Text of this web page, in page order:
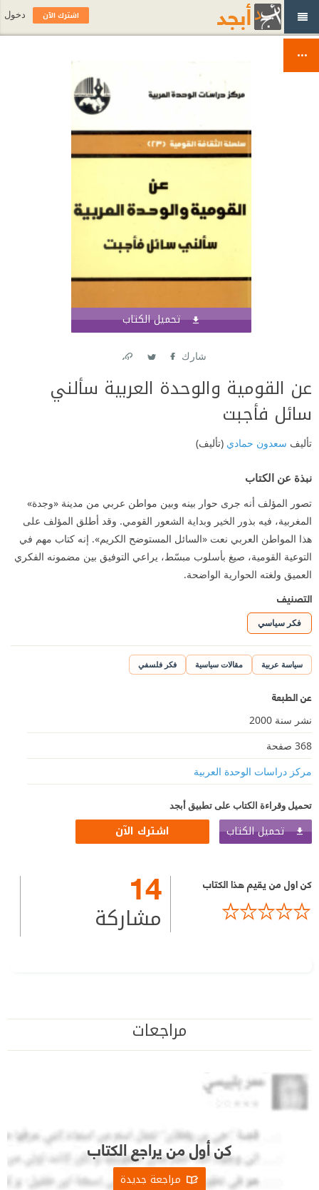
تحميل الكتاب
شارك
عن القومية والوحدة العربية سألني
سائل فأجبت
تأليف سعدون حمادي (تأليف)
نبذة عن الكتاب
تصور المؤلف أنه جرى حوار بينه وبين مواطن عربي من مدينة «وجدة»
المغربية، فيه بذور الخير وبداية الشعور القومي. وقد أطلق المؤلف على
هذا المواطن العربي نعت «السائل المستوضح الكريم». إنه كتاب مهم في
التوعية القومية، صيغ بأسلوب مبسّط، يراعي التوفيق بين مضمونه الفكري
العميق ولغته الحوارية الواضحة.
التصنيف
فكر سياسي
سياسة عربية مقالات سياسية فكر فلسفي
عن الطبعة
نشر سنة 2000
368 صفحة
مركز دراسات الوحدة العربية
تحميل وقراءة الكتاب على تطبيق أبجد
تحميل الكتاب اشترك الآن
كن اول من يقيم هذا الكتاب 14
مشاركة
مراجعات
كن أول من يراجع الكتاب
مراجعة جديدة
اشترك الآن دخول